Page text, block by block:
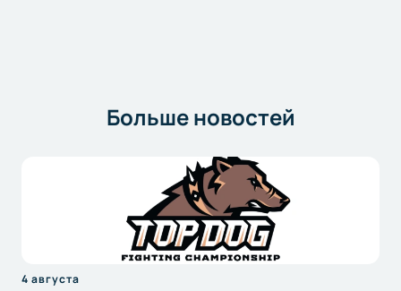
Больше новостей
4 августа